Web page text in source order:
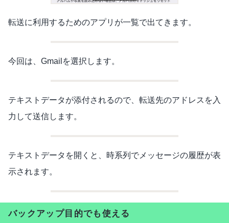
転送に利用するためのアプリが一覧で出てきます。
今回は、Gmailを選択します。
テキストデータが添付されるので、転送先のアドレスを入
力して送信します。
テキストデータを開くと、時系列でメッセージの履歴が表
示されます。
バックアップ目的でも使える